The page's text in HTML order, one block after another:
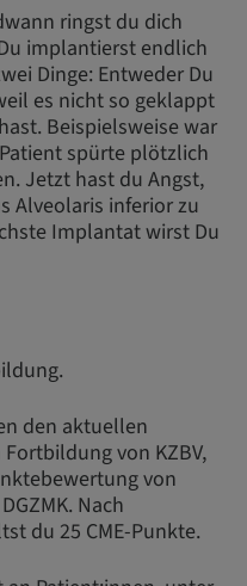
ringst du dich
implantierst endlich
Dinge: Entweder Du
es nicht so geklappt
Beispielsweise war
spürte plötzlich
Jetzt hast du Angst,
Alveolaris inferior zu
Implantat wirst Du
den aktuellen
von KZBV,
von
Nach
du 25 CME-Punkte.